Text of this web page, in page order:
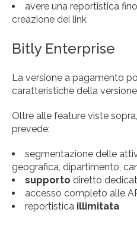
avere una reportistica
creazione dei link
Bitly Enterprise
La versione a pagamento
caratteristiche della
Oltre alle feature viste
prevede:
segmentazione delle
geografica, dipartimento,
supporto diretto
accesso completo alle
reportistica illimitata